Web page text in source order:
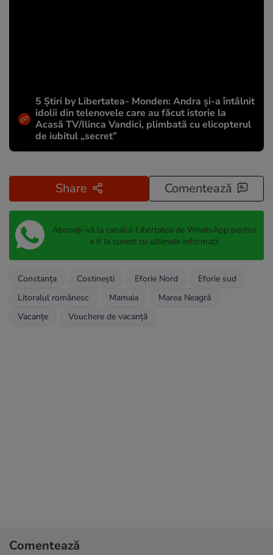
5 Știri by Libertatea- Monden: Andra și-a întâlnit
idolii din telenovele care au făcut istorie la
Acasă TV/Ilinca Vandici, plimbată cu elicopterul
de iubitul „secret”
Share Comentează
Abonați-vă la canalul Libertatea de WhatsApp pentru
a fi la curent cu ultimele informații
Constanța Costinești Eforie Nord
Eforie sud
Litoralul românesc
Mamaia
Marea Neagră
Vacanțe
Vouchere de vacanță
Comentează